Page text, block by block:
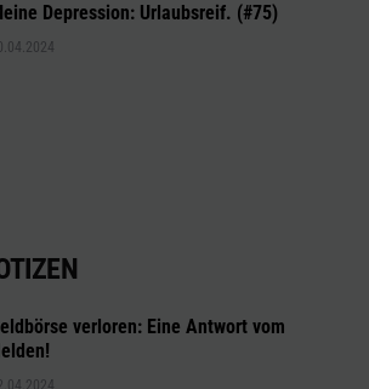
Depression: Urlaubsreif. (#75)
verloren: Eine Antwort vom